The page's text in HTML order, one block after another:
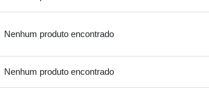
Nenhum produto encontrado
Nenhum produto encontrado